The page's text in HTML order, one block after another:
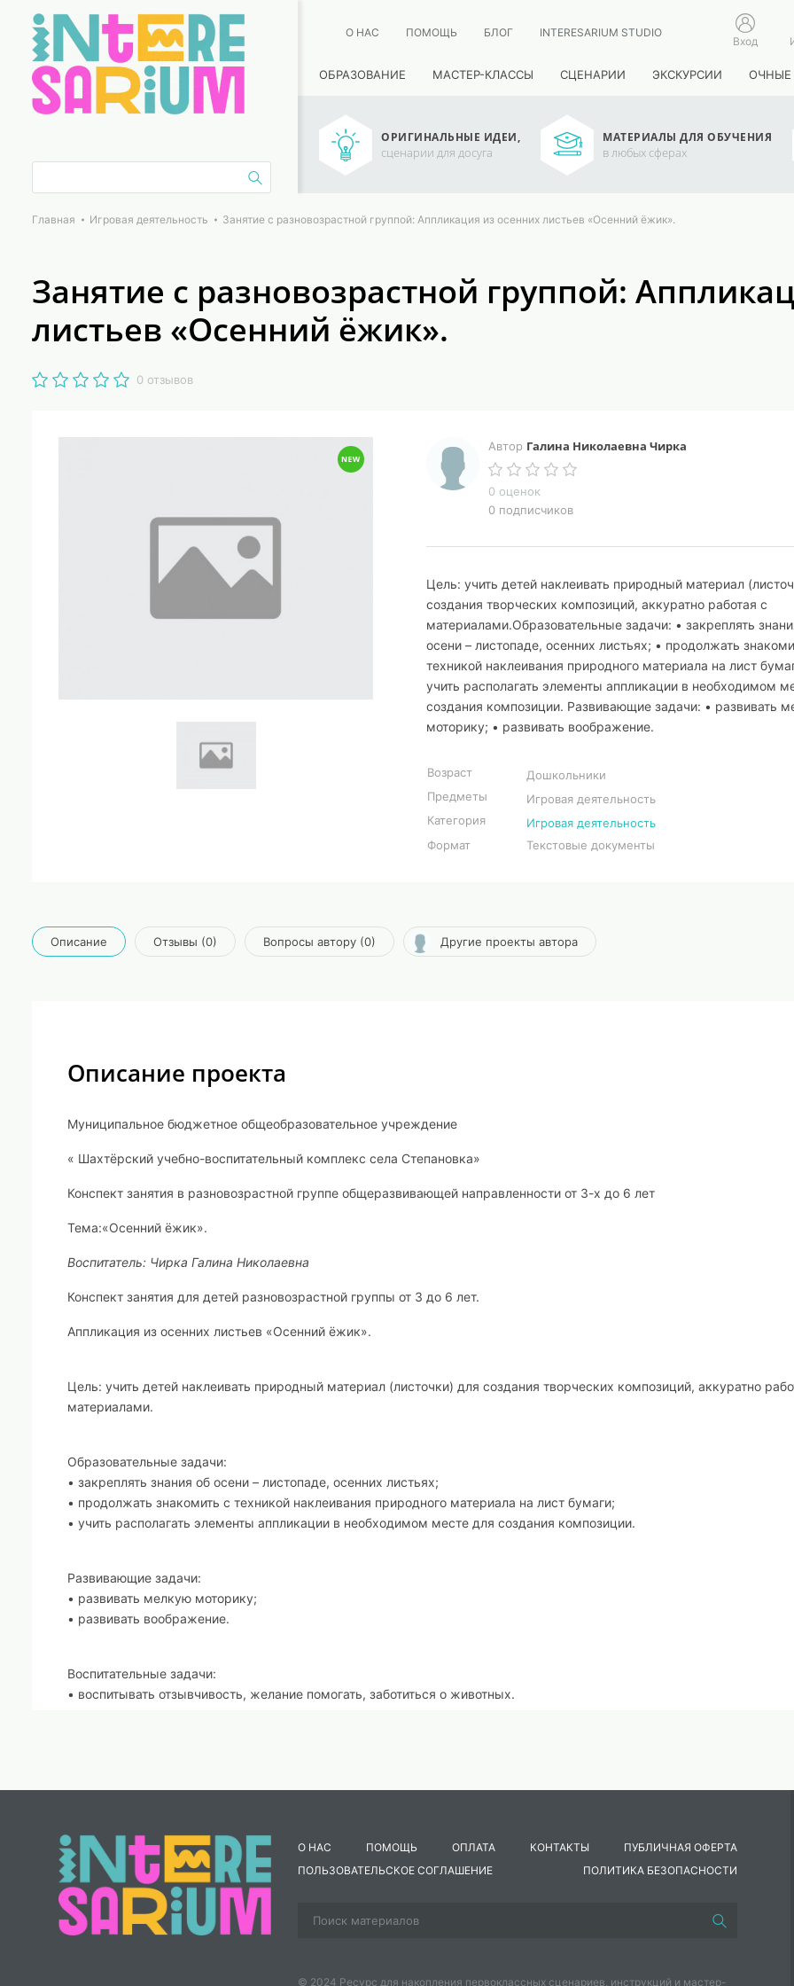
О НАС ПОМОЩЬ БЛОГ INTERESARIUM STUDIO
Вход
ОБРАЗОВАНИЕ МАСТЕР-КЛАССЫ СЦЕНАРИИ ЭКСКУРСИИ ОЧНЫЕ
ОРИГИНАЛЬНЫЕ ИДЕИ,
сценарии для досуга
МАТЕРИАЛЫ ДЛЯ ОБУЧЕНИЯ
в любых сферах
Главная Игровая деятельность Занятие с разновозрастной группой: Аппликация из осенних листьев «Осенний ёжик».
Занятие с разновозрастной группой:
листьев «Осенний ёжик».
0 отзывов
Автор Галина Николаевна Чирка
0 оценок
0 подписчиков
Цель: учить детей наклеивать природный материал
создания творческих композиций, аккуратно работая с
материалами.Образовательные задачи: • закреплять
осени – листопаде, осенних листьях; • продолжать
техникой наклеивания природного материала на лист
учить располагать элементы аппликации в необходимом
создания композиции. Развивающие задачи: • развивать
моторику; • развивать воображение.
Возраст
Дошкольники
Предметы
Игровая деятельность
Категория
Игровая деятельность
Формат
Текстовые документы
Описание Отзывы (0) Вопросы автору (0) Другие проекты автора
Описание проекта
Муниципальное бюджетное общеобразовательное учреждение
« Шахтёрский учебно-воспитательный комплекс села Степановка»
Конспект занятия в разновозрастной группе общеразвивающей направленности от 3-х до 6 лет
Тема:«Осенний ёжик».
Воспитатель: Чирка Галина Николаевна
Конспект занятия для детей разновозрастной группы от 3 до 6 лет.
Аппликация из осенних листьев «Осенний ёжик».
Цель: учить детей наклеивать природный материал (листочки) для создания творческих композиций, аккуратно
материалами.
Образовательные задачи:
• закреплять знания об осени – листопаде, осенних листьях;
• продолжать знакомить с техникой наклеивания природного материала на лист бумаги;
• учить располагать элементы аппликации в необходимом месте для создания композиции.
Развивающие задачи:
• развивать мелкую моторику;
• развивать воображение.
Воспитательные задачи:
• воспитывать отзывчивость, желание помогать, заботиться о животных.
Материалы и оборудование:
шаблон ёжика изготовленного из альбомного листа, засушенные осенние листья
клей, кисть, важные салфетки.
Воспитатель:Ребята, я сегодня к Вам пришла не одна, а с кем, об этом Вы узнаете из загадки.
Воспитатель загадывает детям загадку:
О НАС ПОМОЩЬ ОПЛАТА КОНТАКТЫ
ПУБЛИЧНАЯ ОФЕРТА
ПОЛЬЗОВАТЕЛЬСКОЕ СОГЛАШЕНИЕ
ПОЛИТИКА БЕЗОПАСНОСТИ
© 2024 Ресурс для накопления первоклассных сценариев, инструкций и мастер-